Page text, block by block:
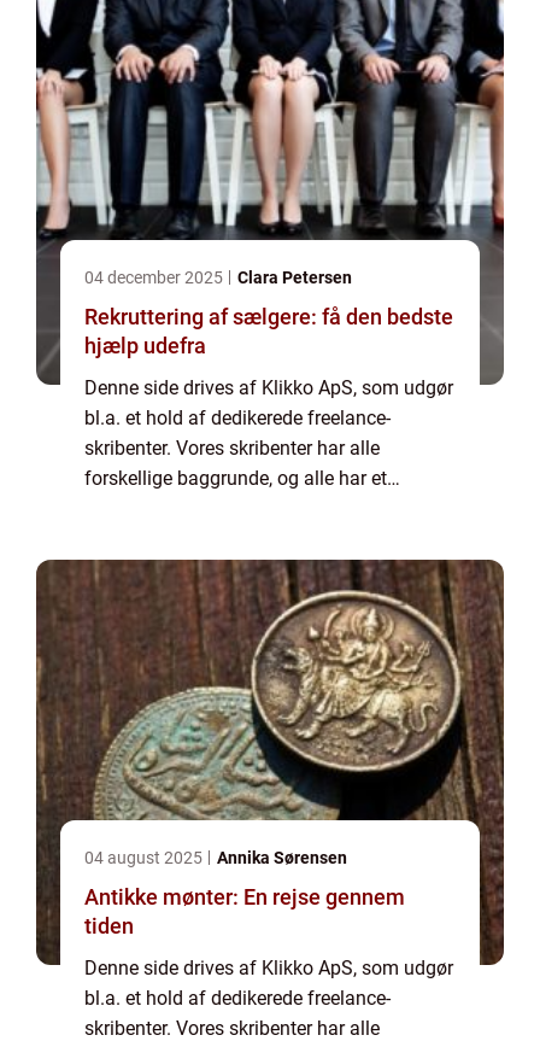
04 december 2025 Clara Petersen
Rekruttering af sælgere: få den bedste
hjælp udefra
Denne side drives af Klikko ApS, som udgør
bl.a. et hold af dedikerede freelance-
skribenter. Vores skribenter har alle
forskellige baggrunde, og alle har et
bl...
04 august 2025 Annika Sørensen
Antikke mønter: En rejse gennem
tiden
Denne side drives af Klikko ApS, som udgør
bl.a. et hold af dedikerede freelance-
skribenter. Vores skribenter har alle